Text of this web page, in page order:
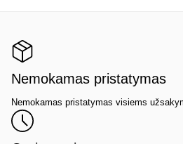
Nemokamas pristatymas
Nemokamas pristatymas visiems